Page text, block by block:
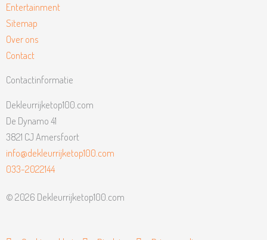
Entertainment
Sitemap
Over ons
Contact
Contactinformatie
Dekleurrijketop100.com
De Dynamo 41
3821 CJ Amersfoort
info@dekleurrijketop100.com
033-2022144
© 2026 Dekleurrijketop100.com